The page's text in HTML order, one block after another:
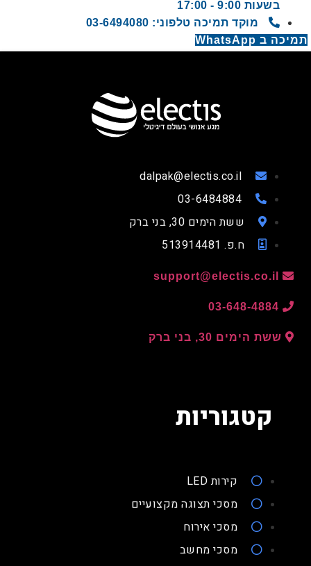
בשעות 9:00 - 17:00
מוקד תמיכה טלפוני: 03-6494080
תמיכה ב WhatsApp
dalpak@electis.co.il
03-6484884
ששת הימים 30, בני ברק
ח.פ. 513914481
support@electis.co.il
03-648-4884
ששת הימים 30, בני ברק
קטגוריות
קירות LED
מסכי תצוגה מקצועיים
מסכי אירוח
מסכי מחשב